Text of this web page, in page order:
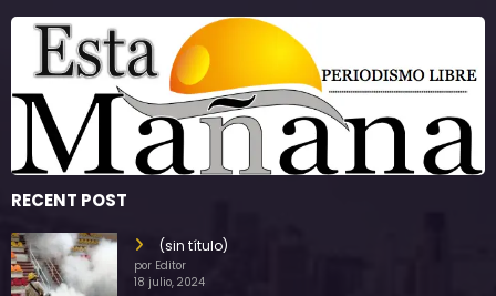
RECENT POST
(sin título)
por Editor
18 julio, 2024